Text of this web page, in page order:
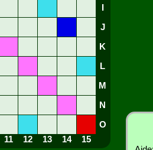
J
K
L
M
N
O
11 12 13 14 15